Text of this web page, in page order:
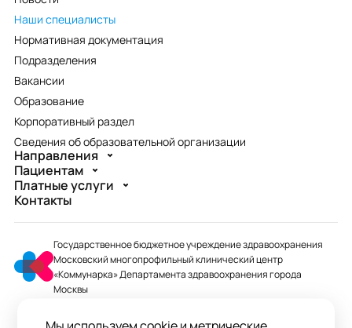
Наши специалисты
Нормативная документация
Подразделения
Вакансии
Образование
Корпоративный раздел
Сведения об образовательной организации
Направления
Пациентам
Платные услуги
Контакты
Государственное бюджетное учреждение здравоохранения
Московский многопрофильный клинический центр
«Коммунарка» Департамента здравоохранения города
Москвы